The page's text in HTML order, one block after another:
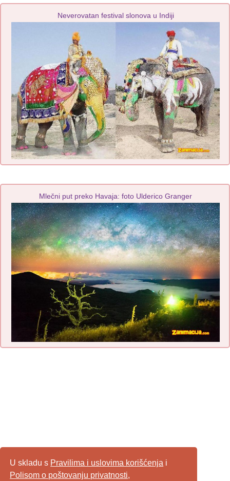
U skladu s Pravilima i uslovima korišćenja i
Polisom o poštovanju privatnosti,
Neverovatan festival slonova u Indiji
Mlečni put preko Havaja: foto Ulderico Granger